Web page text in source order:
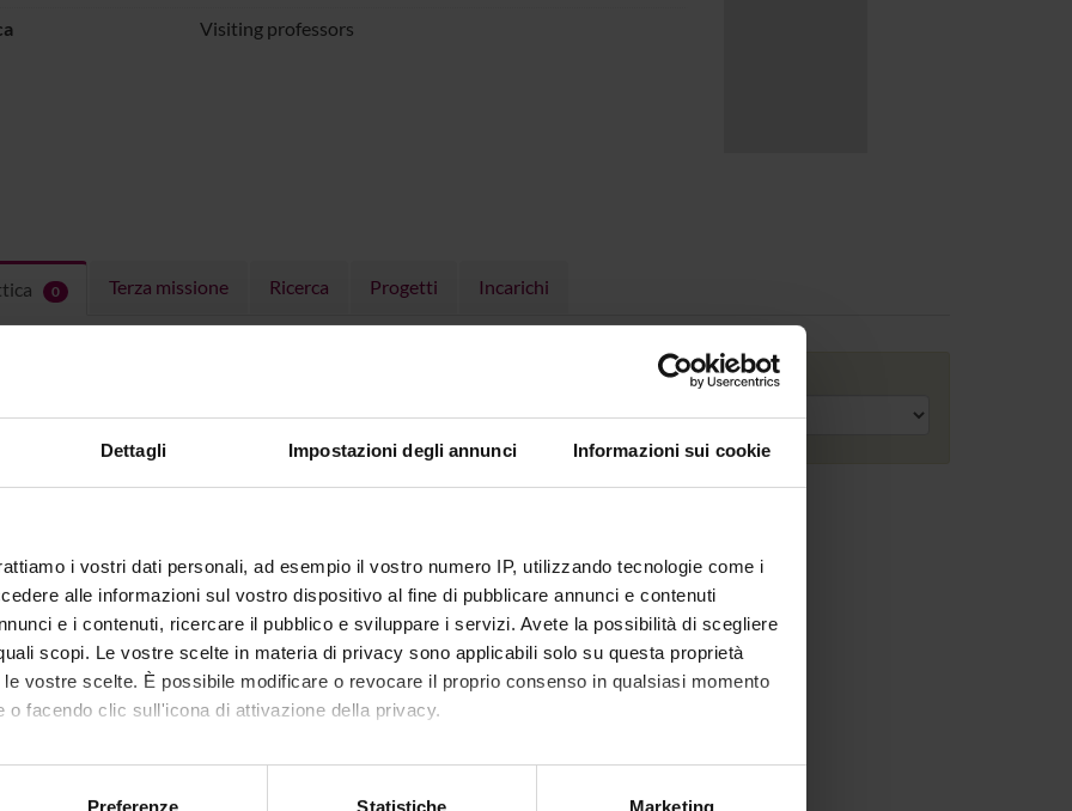
Dettagli Impostazioni degli annunci Informazioni sui cookie
i vostri dati personali, ad esempio il vostro numero IP, utilizzando tecnologie come i
alle informazioni sul vostro dispositivo al fine di pubblicare annunci e contenuti
e i contenuti, ricercare il pubblico e sviluppare i servizi. Avete la possibilità di scegliere
scopi. Le vostre scelte in materia di privacy sono applicabili solo su questa proprietà
vostre scelte. È possibile modificare o revocare il proprio consenso in qualsiasi momento
o facendo clic sull'icona di attivazione della privacy.
anche:
sulla tua posizione geografica, con un'approssimazione di qualche metro,
Preferenze Statistiche Marketing
Visiting professors
0 Terza missione Ricerca Progetti Incarichi
attivi nel periodo selezionato:0.
per vedere orari e dettagli del corso.
Anno accademico